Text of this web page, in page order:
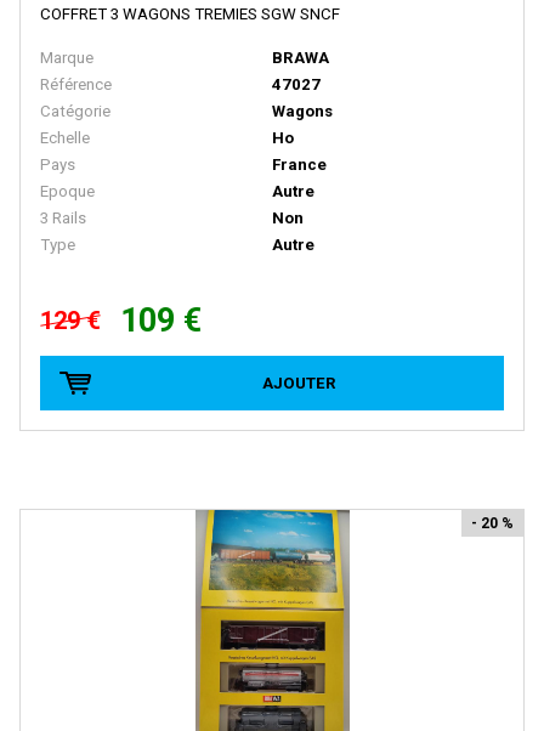
HEKI
HERIS
Herkat
Hermann
Herpa
Herpa Exclusive
HOBBYTRAIN
COFFRET 3 WAGONS TREMIES SGW SNCF
Marque
BRAWA
Référence
47027
Catégorie
Wagons
Echelle
Ho
Pays
France
Epoque
Autre
3 Rails
Non
Type
Autre
129 € 109 €
AJOUTER
- 20 %